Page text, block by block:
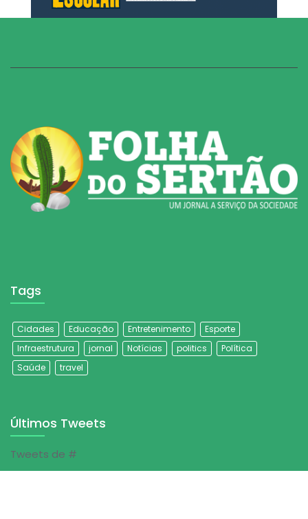
Tags
Cidades Educação Entretenimento
Esporte
Infraestrutura
jornal Notícias politics
Política
Saúde
travel
Últimos Tweets
Tweets de #